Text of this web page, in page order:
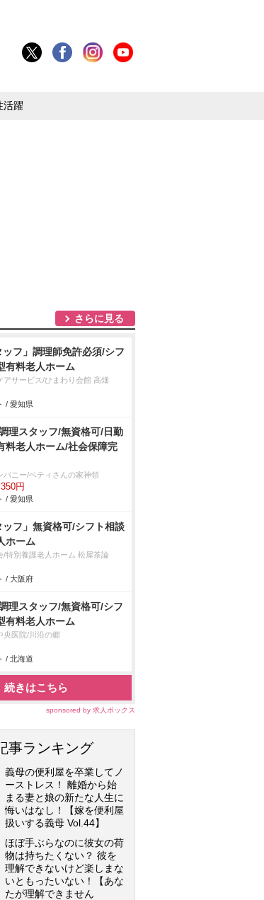
活躍
さらに見る
ッフ」調理師免許必須/シフ
有料老人ホーム
アサービス/ひまわり会館 高畑
/ 愛知県
理スタッフ/無資格可/日勤
料老人ホーム/社会保障完
パニー/ベティさんの家神領
円
/ 愛知県
ッフ」無資格可/シフト相談
ホーム
/特別養護老人ホーム 松屋茶論
/ 大阪府
理スタッフ/無資格可/シフ
有料老人ホーム
央医院/川沿の郷
/ 北海道
続きはこちら
sponsored by 求人ボックス
事ランキング
義母の便利屋を卒業してノ
ーストレス！ 離婚から始
まる妻と娘の新たな人生に
悔いはなし！【嫁を便利屋
扱いする義母 Vol.44】
ほぼ手ぶらなのに彼女の荷
物は持ちたくない？ 彼を
理解できないけど楽しまな
いともったいない！【あな
たが理解できません